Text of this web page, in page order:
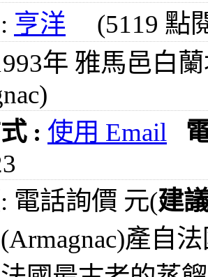
亨洋 (5119 點
年 雅馬邑白
: 使用 Email
電話詢價 元(建
產自